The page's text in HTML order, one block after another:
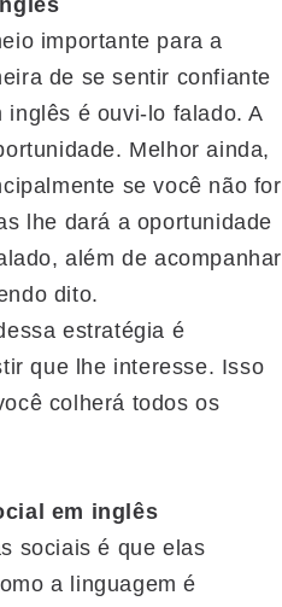
importante para a
de se sentir confiante
inglês é ouvi-lo falado. A
Melhor ainda,
se você não for
lhe dará a oportunidade
além de acompanhar
dito.
estratégia é
que lhe interesse. Isso
colherá todos os
em inglês
sociais é que elas
a linguagem é